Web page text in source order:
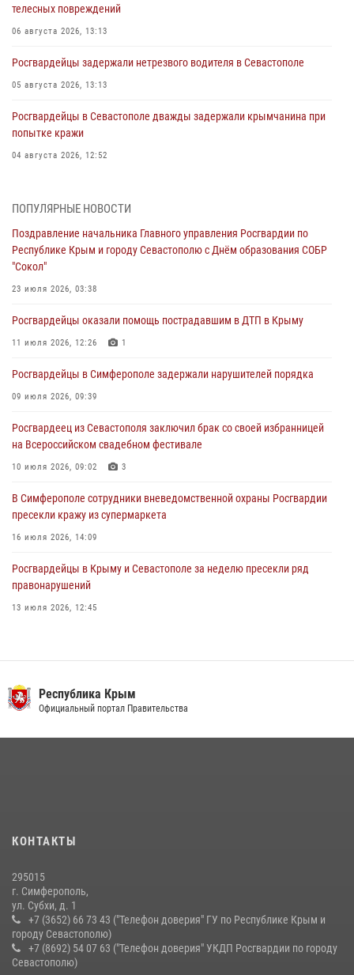
телесных повреждений
06 августа 2026, 13:13
Росгвардейцы задержали нетрезвого водителя в Севастополе
05 августа 2026, 13:13
Росгвардейцы в Севастополе дважды задержали крымчанина при
попытке кражи
04 августа 2026, 12:52
мужчину
Росгвардия в Крыму и Севастополе задержала ряд
правонарушителей
03 августа 2026, 14:08
В Симферополе росгвардейцы задержали гражданина,
подозреваемого в совершении серии краж
Росгвардейцы оперативно задержали нарушителя на охраняемом
30 июля 2026, 12:13
ПОПУЛЯРНЫЕ НОВОСТИ
Поздравление начальника Главного управления Росгвардии по
Республике Крым и городу Севастополю с Днём образования СОБР
"Сокол"
23 июля 2026, 03:38
Росгвардейцы оказали помощь пострадавшим в ДТП в Крыму
11 июля 2026, 12:26 1
Росгвардейцы в Симферополе задержали нарушителей порядка
09 июля 2026, 09:39
Росгвардеец из Севастополя заключил брак со своей избранницей
на Всероссийском свадебном фестивале
10 июля 2026, 09:02 3
В Симферополе сотрудники вневедомственной охраны Росгвардии
пресекли кражу из супермаркета
16 июля 2026, 14:09
Росгвардейцы в Крыму и Севастополе за неделю пресекли ряд
правонарушений
13 июля 2026, 12:45
Росгвардейцы Крыма и Севастополя отметили День Крещения Руси
Республика Крым
Официальный портал Правительства
КОНТАКТЫ
295015
г. Симферополь,
ул. Субхи, д. 1
+7 (3652) 66 73 43 ("Телефон доверия" ГУ по Республике Крым и
городу Севастополю)
+7 (8692) 54 07 63 ("Телефон доверия" УКДП Росгвардии по городу
Севастополю)